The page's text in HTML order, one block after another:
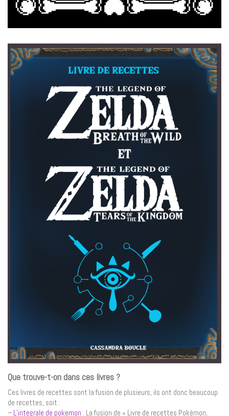
Que trouve-t-on dans ces livres ?
Ces livres de recettes sont la fusion de plusieurs, ils ont donc beaucoup
de recettes, soit :
– L’integrale de pokemon : La fusion de « Livre de recettes Pokémon,